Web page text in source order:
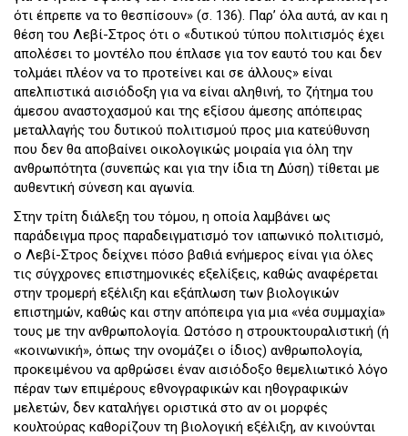
ότι έπρεπε να το θεσπίσουν» (σ. 136). Παρ’ όλα αυτά, αν και η
θέση του Λεβί-Στρος ότι ο «δυτικού τύπου πολιτισμός έχει
απολέσει το μοντέλο που έπλασε για τον εαυτό του και δεν
τολμάει πλέον να το προτείνει και σε άλλους» είναι
απελπιστικά αισιόδοξη για να είναι αληθινή, το ζήτημα του
άμεσου αναστοχασμού και της εξίσου άμεσης απόπειρας
μεταλλαγής του δυτικού πολιτισμού προς μια κατεύθυνση
που δεν θα αποβαίνει οικολογικώς μοιραία για όλη την
ανθρωπότητα (συνεπώς και για την ίδια τη Δύση) τίθεται με
αυθεντική σύνεση και αγωνία.
Στην τρίτη διάλεξη του τόμου, η οποία λαμβάνει ως
παράδειγμα προς παραδειγματισμό τον ιαπωνικό πολιτισμό,
ο Λεβί-Στρος δείχνει πόσο βαθιά ενήμερος είναι για όλες
τις σύγχρονες επιστημονικές εξελίξεις, καθώς αναφέρεται
στην τρομερή εξέλιξη και εξάπλωση των βιολογικών
επιστημών, καθώς και στην απόπειρα για μια «νέα συμμαχία»
τους με την ανθρωπολογία. Ωστόσο η στρουκτουραλιστική (ή
«κοινωνική», όπως την ονομάζει ο ίδιος) ανθρωπολογία,
προκειμένου να αρθρώσει έναν αισιόδοξο θεμελιωτικό λόγο
πέραν των επιμέρους εθνογραφικών και ηθογραφικών
μελετών, δεν καταλήγει οριστικά στο αν οι μορφές
κουλτούρας καθορίζουν τη βιολογική εξέλιξη, αν κινούνται